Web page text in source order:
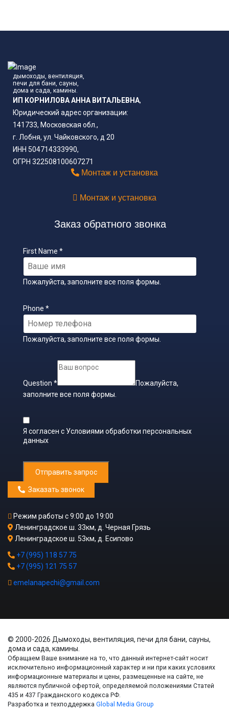
дымоходы, вентиляция,
печи для бани, сауны,
дома и сада, камины.
ИП КОРНИЛОВА АННА ВИТАЛЬЕВНА,
Юридический адрес организации:
141733, Московская обл.,
г. Лобня, ул. Чайковского, д 20
ИНН 504714333990,
ОГРН 322508100607271
Монтаж и установка
Монтаж и установка
Заказ обратного звонка
First Name *
Пожалуйста, заполните все поля формы.
Phone *
Пожалуйста, заполните все поля формы.
Question *
Пожалуйста,
заполните все поля формы.
Я согласен с Условиями обработки персональных
данных
Отправить запрос
Заказать звонок
Режим работы с 9:00 до 19:00
Ленинградское ш. 33км, д. Черная Грязь
Ленинградское ш. 53км, д. Есипово
+7 (995) 118 57 75
+7 (995) 121 75 57
emelanapechi@gmail.com
© 2000-2026 Дымоходы, вентиляция, печи для бани, сауны,
дома и сада, камины.
Обращаем Ваше внимание на то, что данный интернет-сайт носит
исключительно информационный характер и ни при каких условиях
информационные материалы и цены, размещенные на сайте, не
являются публичной офертой, определяемой положениями Статей
435 и 437 Гражданского кодекса РФ.
Разработка и техподдержка Global Media Group